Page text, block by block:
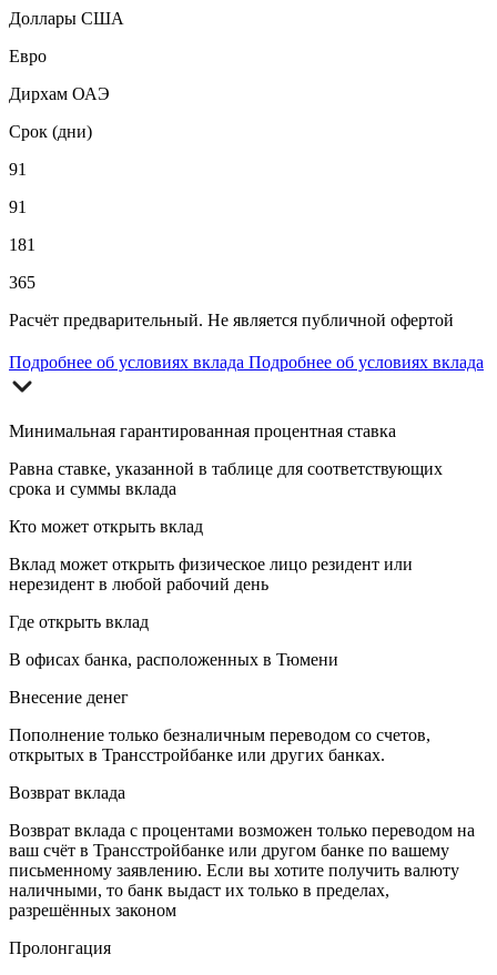
Доллары США
Евро
Дирхам ОАЭ
Срок (дни)
91
91
181
365
Расчёт предварительный. Не является публичной офертой
Подробнее об условиях вклада Подробнее об условиях вклада
Минимальная гарантированная процентная ставка
Равна ставке, указанной в таблице для соответствующих
срока и суммы вклада
Кто может открыть вклад
Вклад может открыть физическое лицо резидент или
нерезидент в любой рабочий день
Где открыть вклад
В офисах банка, расположенных в Тюмени
Внесение денег
Пополнение только безналичным переводом со счетов,
открытых в Трансстройбанке или других банках.
Возврат вклада
Возврат вклада с процентами возможен только переводом на
ваш счёт в Трансстройбанке или другом банке по вашему
письменному заявлению. Если вы хотите получить валюту
наличными, то банк выдаст их только в пределах,
разрешённых законом
Пролонгация